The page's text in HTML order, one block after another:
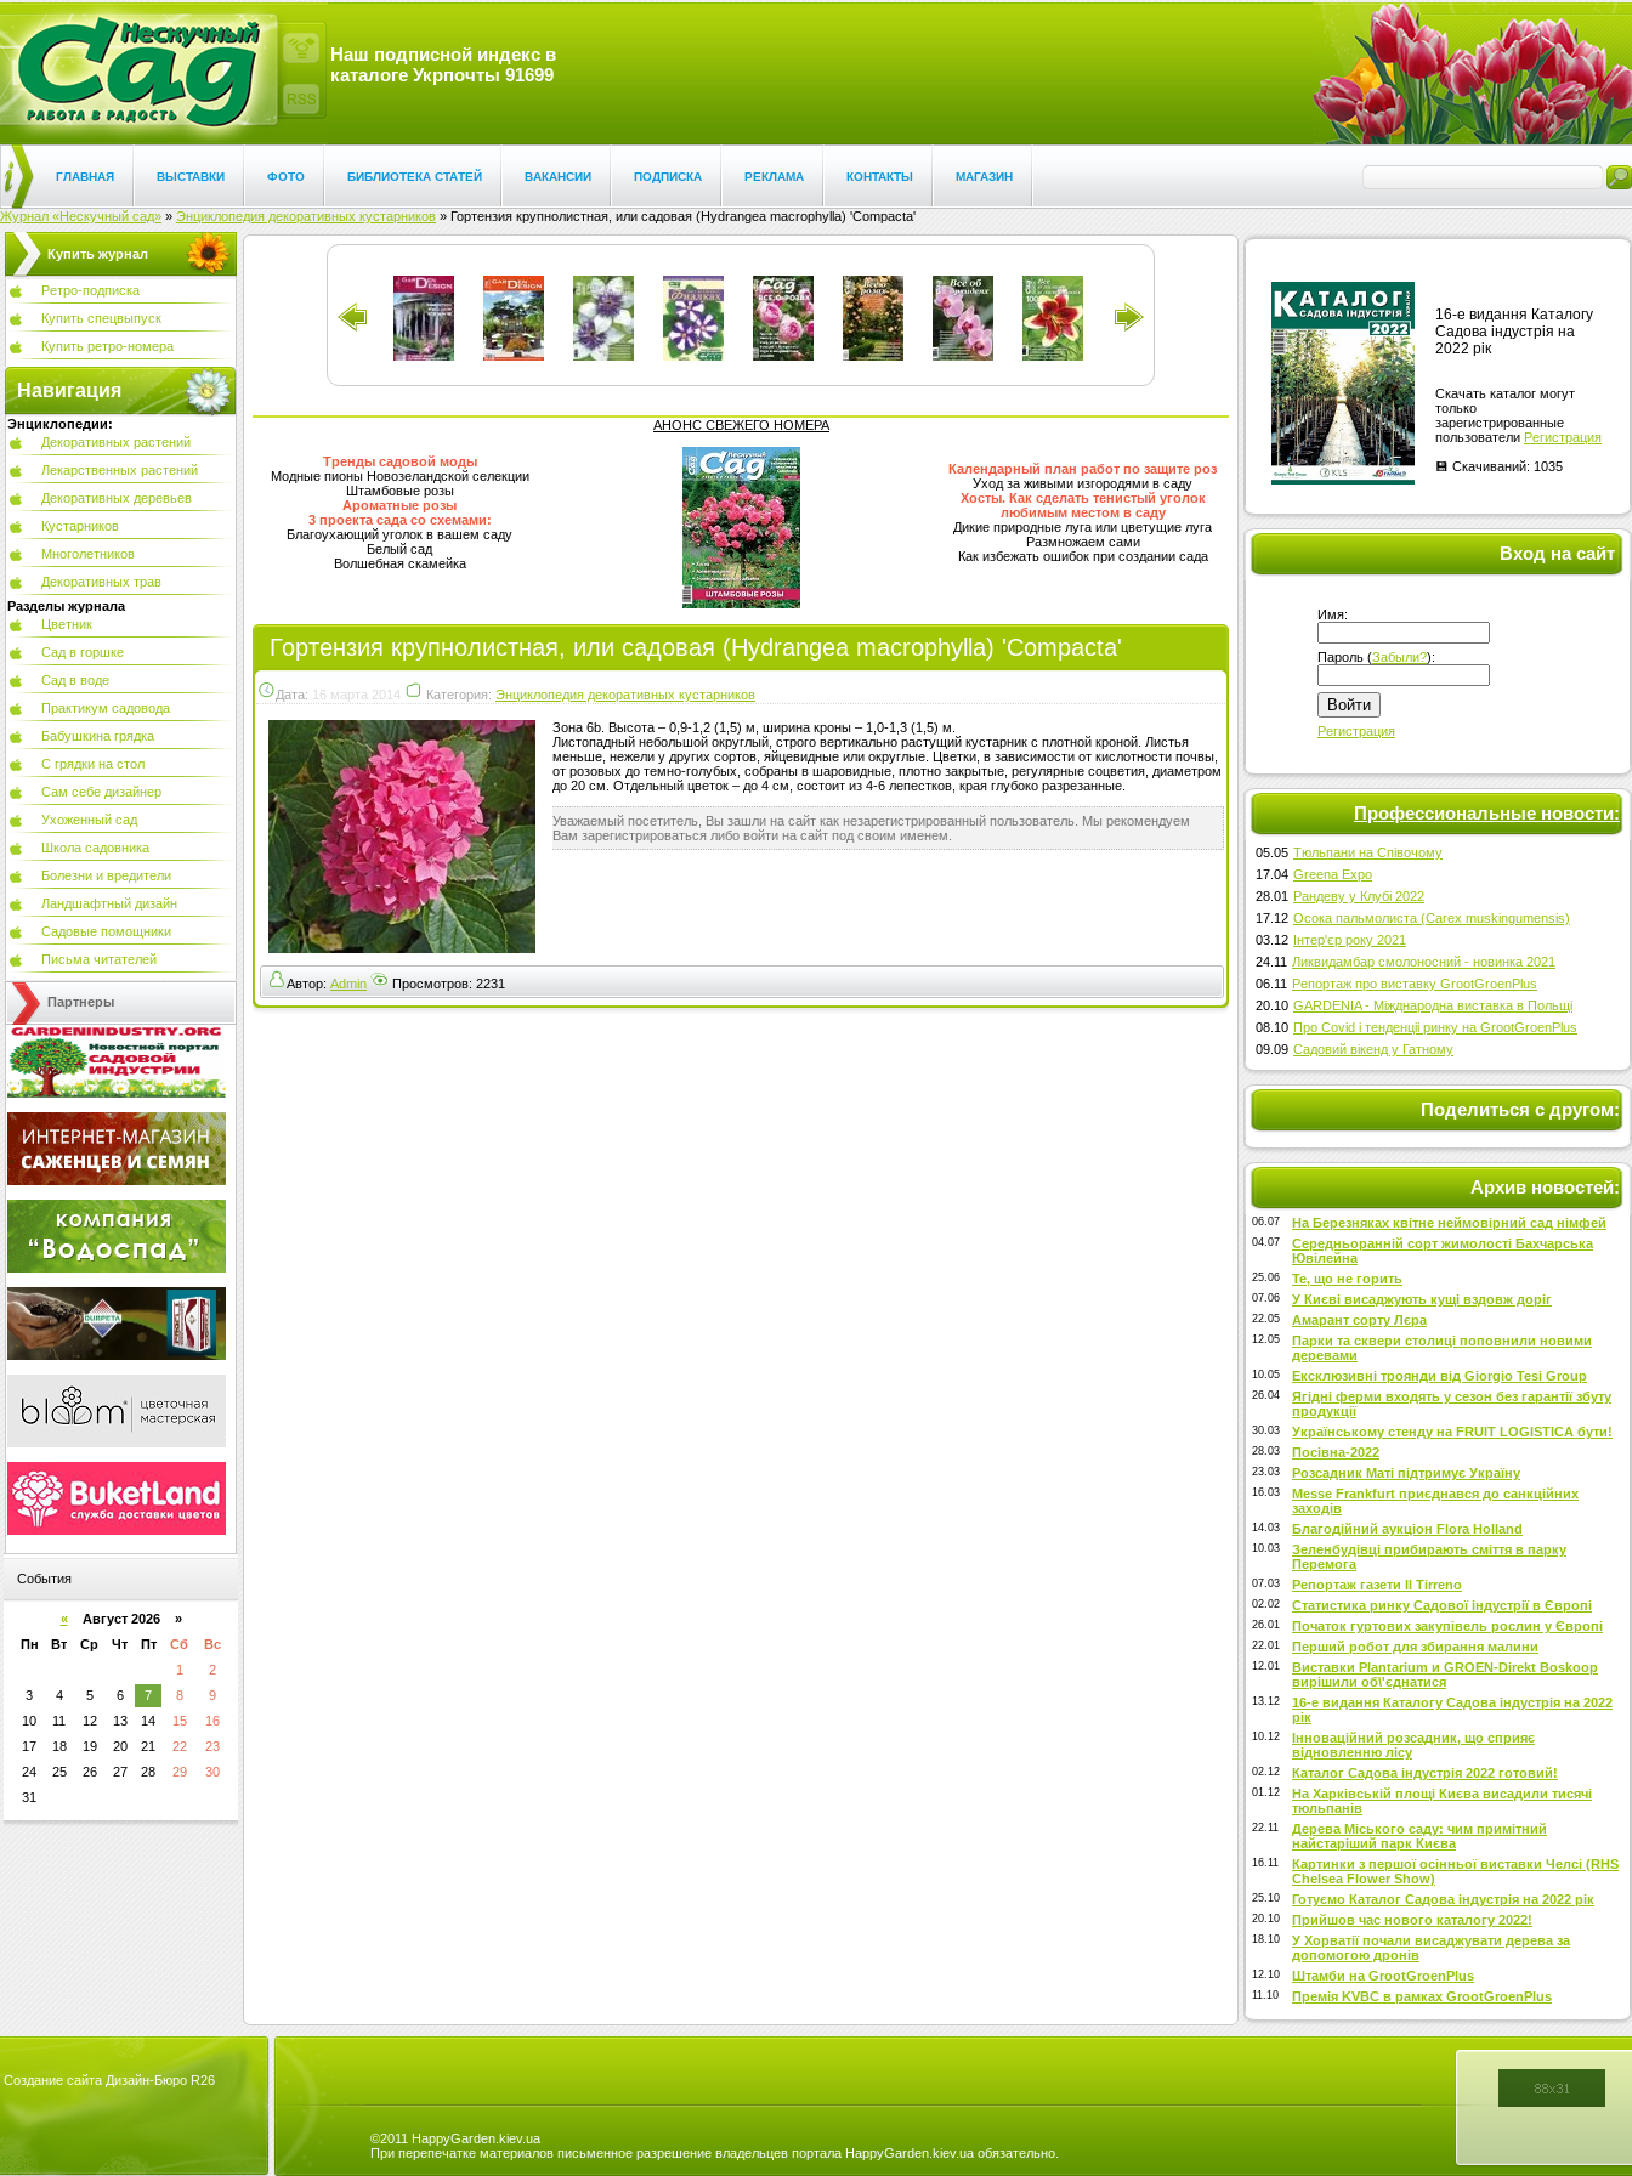
Наш подписной индекс в
каталоге Укрпочты 91699
ГЛАВНАЯ ВЫСТАВКИ ФОТО БИБЛИОТЕКА СТАТЕЙ ВАКАНСИИ ПОДПИСКА РЕКЛАМА КОНТАКТЫ МАГАЗИН
Журнал «Нескучный сад» » Энциклопедия декоративных кустарников » Гортензия крупнолистная, или садовая (Hydrangea macrophylla) 'Соmpacta'
Купить журнал
Ретро-подписка
Купить спецвыпуск
Купить ретро-номера
Навигация
Энциклопедии:
Декоративных растений
Лекарственных растений
Декоративных деревьев
Кустарников
Многолетников
Декоративных трав
Разделы журнала
Цветник
Сад в горшке
Сад в воде
Практикум садовода
Бабушкина грядка
С грядки на стол
Сам себе дизайнер
Ухоженный сад
Школа садовника
Болезни и вредители
Ландшафтный дизайн
Садовые помощники
Письма читателей
Партнеры
События
«Август 2026 »
Пн
Вт Ср Чт Пт Сб
Вс
1
2
3
4 5 6 7 8
9
10
11 12 13 14 15
16
17
18 19 20 21 22
23
24
25 26 27 28 29
30
31
Тренды садовой моды
Модные пионы Новозеландской селекции
Штамбовые розы
Ароматные розы
3 проекта сада со схемами:
Благоухающий уголок в вашем саду
Белый сад
Волшебная скамейка
АНОНС СВЕЖЕГО НОМЕРА
Календарный план работ по защите роз
Уход за живыми изгородями в саду
Хосты. Как сделать тенистый уголок
любимым местом в саду
Дикие природные луга или цветущие луга
Размножаем сами
Как избежать ошибок при создании сада
Гортензия крупнолистная, или садовая (Hydrangea macrophylla) 'Соmpacta'
Дата: 16 марта 2014 Категория: Энциклопедия декоративных кустарников
Зона 6b.
Высота – 0,9-1,2 (1,5) м, ширина кроны – 1,0-1,3 (1,5) м.
Листопадный небольшой округлый, строго вертикально растущий кустарник с плотной кроной. Листья
меньше, нежели у других сортов, яйцевидные или округлые. Цветки, в зависимости от кислотности почвы,
от розовых до темно-голубых, собраны в шаровидные, плотно закрытые, регулярные соцветия, диаметром
до 20 см. Отдельный цветок – до 4 см, состоит из 4-6 лепестков, края глубоко разрезанные.
Уважаемый посетитель, Вы зашли на сайт как незарегистрированный пользователь. Мы рекомендуем
Вам зарегистрироваться либо войти на сайт под своим именем.
Автор: Admin Просмотров: 2231
16-е видання Каталогу
Садова індустрія на
2022 рік
Cкачать каталог могут
только
зарегистрированные
пользователи Регистрация
💾 Скачиваний: 1035
Вход на сайт
Имя:
Пароль (Забыли?):
Войти
Регистрация
Профессиональные новости:
05.05 Тюльпани на Співочому
17.04 Greena Expo
28.01 Рандеву у Клубі 2022
17.12 Осока пальмолиста (Carex muskingumensis)
03.12 Інтер'єр року 2021
24.11 Ликвидамбар смолоносний - новинка 2021
06.11 Репортаж про виставку GrootGroenPlus
20.10 GARDENIA - Міжднародна виставка в Польщі
08.10 Про Covid і тенденціі ринку на GrootGroenPlus
09.09 Садовий вікенд у Гатному
Поделиться с другом:
Архив новостей:
06.07 На Березняках квітне неймовірний сад німфей
04.07
Середньоранній сорт жимолості Бахчарська
Ювілейна
25.06 Те, що не горить
07.06 У Києві висаджують кущі вздовж доріг
22.05 Амарант сорту Лєра
12.05
Парки та сквери столиці поповнили новими
деревами
10.05 Ексклюзивні троянди від Giorgio Tesi Group
26.04
Ягідні ферми входять у сезон без гарантії збуту
продукції
30.03 Українському стенду на FRUIT LOGISTICA бути!
28.03 Посівна-2022
23.03 Розсадник Маті підтримує Україну
16.03
Messe Frankfurt приєднався до санкційних
заходів
14.03 Благодійний аукціон Flora Holland
10.03
Зеленбудівці прибирають сміття в парку
Перемога
07.03 Репортаж газети Il Tirreno
02.02 Статистика ринку Садової індустрії в Європі
26.01 Початок гуртових закупівель рослин у Європі
22.01 Перший робот для збирання малини
12.01
Виставки Plantarium и GROEN-Direkt Boskoop
вирішили об\'єднатися
13.12
16-е видання Каталогу Садова індустрія на 2022
рік
10.12
Інноваційний розсадник, що сприяє
відновленню лісу
02.12 Каталог Садова індустрія 2022 готовий!
01.12
На Харківській площі Києва висадили тисячі
тюльпанів
22.11
Дерева Міського саду: чим примітний
найстаріший парк Києва
16.11
Картинки з першої осінньої виставки Челсі (RHS
Chelsea Flower Show)
25.10 Готуємо Каталог Садова індустрія на 2022 рік
20.10 Прийшов час нового каталогу 2022!
18.10
У Хорватії почали висаджувати дерева за
допомогою дронів
12.10 Штамби на GrootGroenPlus
11.10 Премія KVBC в рамках GrootGroenPlus
Создание сайта Дизайн-Бюро R26
©2011 HappyGarden.kiev.ua
При перепечатке материалов письменное разрешение владельцев портала HappyGarden.kiev.ua обязательно.